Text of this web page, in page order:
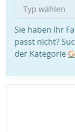
Sie haben Ihr
passt nicht?
der Kategorie